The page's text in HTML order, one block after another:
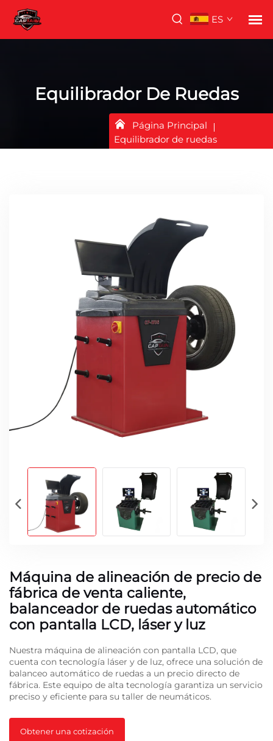
ES
Equilibrador De Ruedas
Página Principal
Equilibrador de ruedas
Máquina de alineación de precio de
fábrica de venta caliente,
balanceador de ruedas automático
con pantalla LCD, láser y luz
Nuestra máquina de alineación con pantalla LCD, que
cuenta con tecnología láser y de luz, ofrece una solución de
balanceo automático de ruedas a un precio directo de
fábrica. Este equipo de alta tecnología garantiza un servicio
preciso y eficiente para su taller de neumáticos.
Obtener una cotización